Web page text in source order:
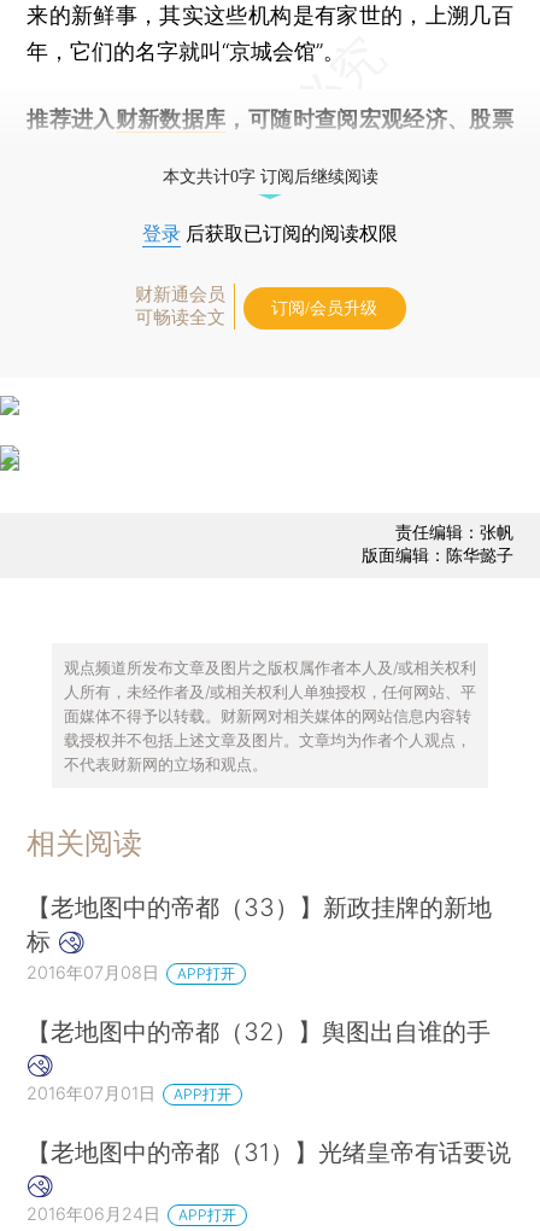
来的新鲜事，其实这些机构是有家世的，上溯几百
年，它们的名字就叫“京城会馆”。
推荐进入 财新数据库 ，可随时查阅宏观经济、股票
本文共计0字 订阅后继续阅读
登录 后获取已订阅的阅读权限
财新通会员
可畅读全文
订阅/会员升级
责任编辑：张帆
版面编辑：陈华懿子
观点频道所发布文章及图片之版权属作者本人及/或相关权利
人所有，未经作者及/或相关权利人单独授权，任何网站、平
面媒体不得予以转载。财新网对相关媒体的网站信息内容转
载授权并不包括上述文章及图片。文章均为作者个人观点，
不代表财新网的立场和观点。
相关阅读
【老地图中的帝都（33）】新政挂牌的新地
标
2016年07月08日 APP打开
【老地图中的帝都（32）】舆图出自谁的手
2016年07月01日 APP打开
【老地图中的帝都（31）】光绪皇帝有话要说
2016年06月24日 APP打开